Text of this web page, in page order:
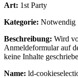
Art: 1st Party
Kategorie: Notwendig
Beschreibung: Wird
Anmeldeformular auf
keine Inhalte
Name: ld-